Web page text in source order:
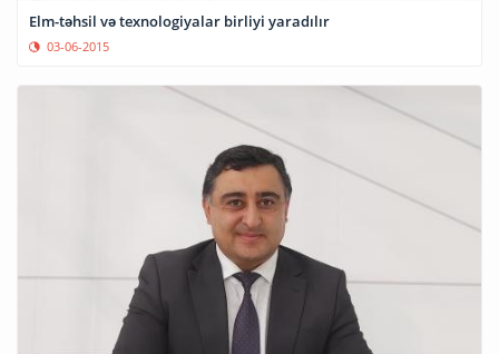
Elm-təhsil və texnologiyalar birliyi yaradılır
03-06-2015